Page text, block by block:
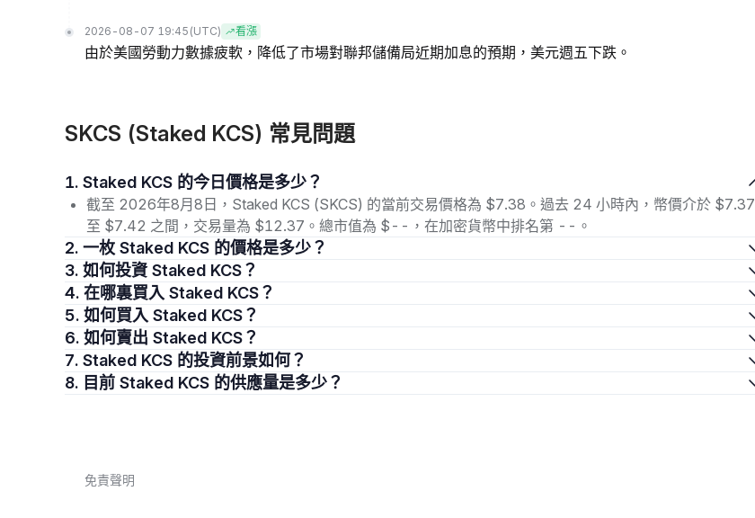
2026-08-07 19:45 (UTC) 看漲
由於美國勞動力數據疲軟，降低了市場對聯邦儲備局近期加息的預期，美元週五下跌。
SKCS (Staked KCS) 常見問題
1. Staked KCS 的今日價格是多少？
截至 2026年8月8日，Staked KCS (SKCS) 的當前交易價格為 $7.38。過去 24 小時內，幣價介於 $7.37
至 $7.42 之間，交易量為 $12.37。總市值為 $--，在加密貨幣中排名第 --。
2. 一枚 Staked KCS 的價格是多少？
3. 如何投資 Staked KCS？
4. 在哪裏買入 Staked KCS？
5. 如何買入 Staked KCS？
6. 如何賣出 Staked KCS？
7. Staked KCS 的投資前景如何？
8. 目前 Staked KCS 的供應量是多少？
免責聲明